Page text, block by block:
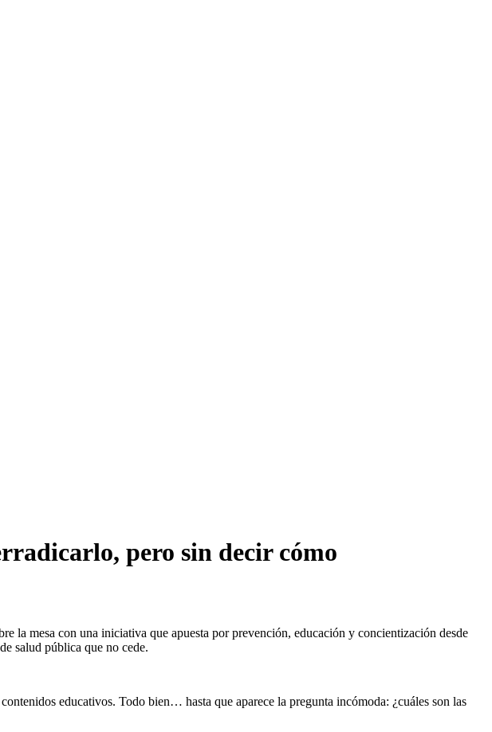
pero sin decir cómo
la mesa con una iniciativa que apuesta por prevención, educación y concientización desde
salud pública que no cede.
educativos. Todo bien… hasta que aparece la pregunta incómoda: ¿cuáles son las